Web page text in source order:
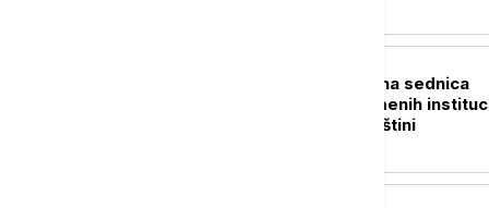
Danas konstitutivna sednica
skupštine privremenih
samouprave u Prištini